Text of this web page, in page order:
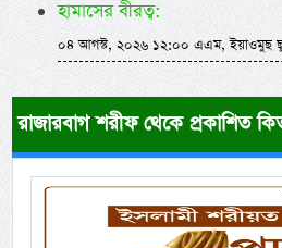
হামাসের বীরত্ব:
০৪ আগস্ট, ২০২৬ ১২:০০ এএম, ইয়াওমুছ
রাজারবাগ শরীফ থেকে প্রকাশিত